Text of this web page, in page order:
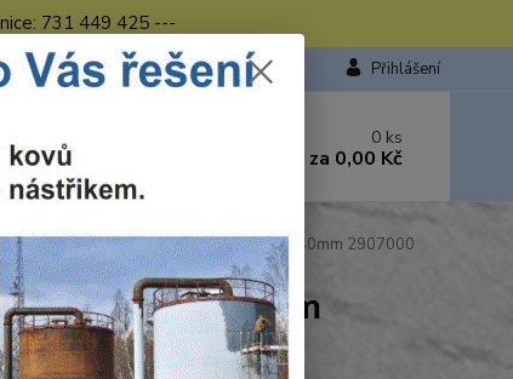
731 449 425 ---
Přihlášení
hod.
0 ks
za 0,00 Kč
Wolfcraft 150 dřevěných kolíků buk D8x40mm 2907000
buk D8x40mm